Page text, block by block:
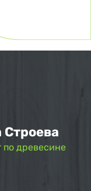
Строева
по древесине